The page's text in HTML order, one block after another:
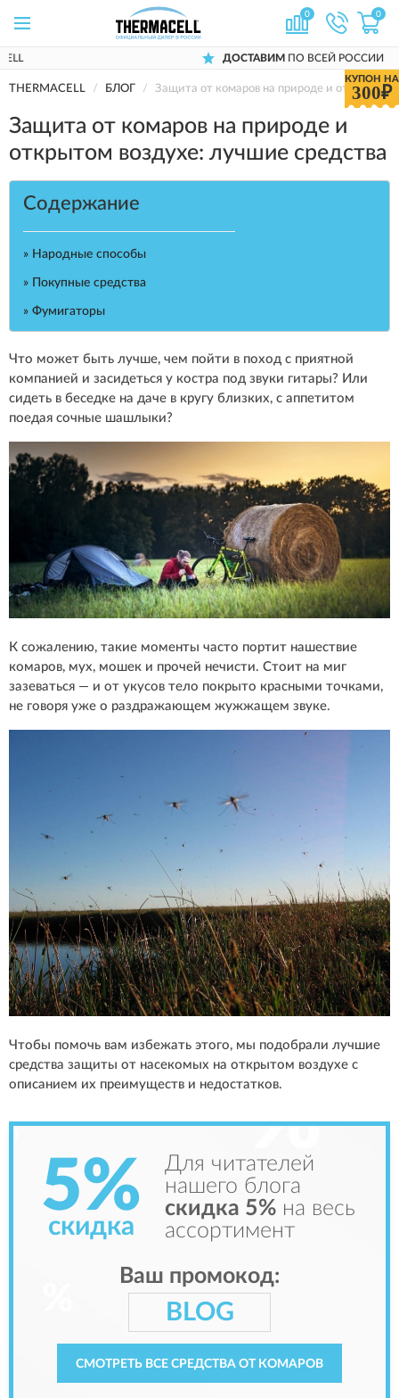
0 0
ПО ВСЕЙ РОССИИ
КУПОН НА
300₽
THERMACELL БЛОГ Защита от комаров на природе и открытом
Защита от комаров на природе и
открытом воздухе: лучшие средства
Содержание
» Народные способы
» Покупные средства
» Фумигаторы
Что может быть лучше, чем пойти в поход с приятной
компанией и засидеться у костра под звуки гитары? Или
сидеть в беседке на даче в кругу близких, с аппетитом
поедая сочные шашлыки?
К сожалению, такие моменты часто портит нашествие
комаров, мух, мошек и прочей нечисти. Стоит на миг
зазеваться — и от укусов тело покрыто красными точками,
не говоря уже о раздражающем жужжащем звуке.
Чтобы помочь вам избежать этого, мы подобрали лучшие
средства защиты от насекомых на открытом воздухе с
описанием их преимуществ и недостатков.
5%
скидка
Для читателей
нашего блога
скидка 5% на весь
ассортимент
Ваш промокод:
BLOG
СМОТРЕТЬ ВСЕ СРЕДСТВА ОТ КОМАРОВ